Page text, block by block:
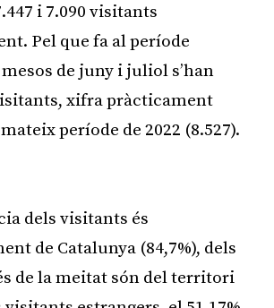
i 7.090 visitants
Pel que fa al període
de juny i juliol s’han
xifra pràcticament
període de 2022 (8.527).
dels visitants és
de Catalunya (84,7%), dels
de la meitat són del territori